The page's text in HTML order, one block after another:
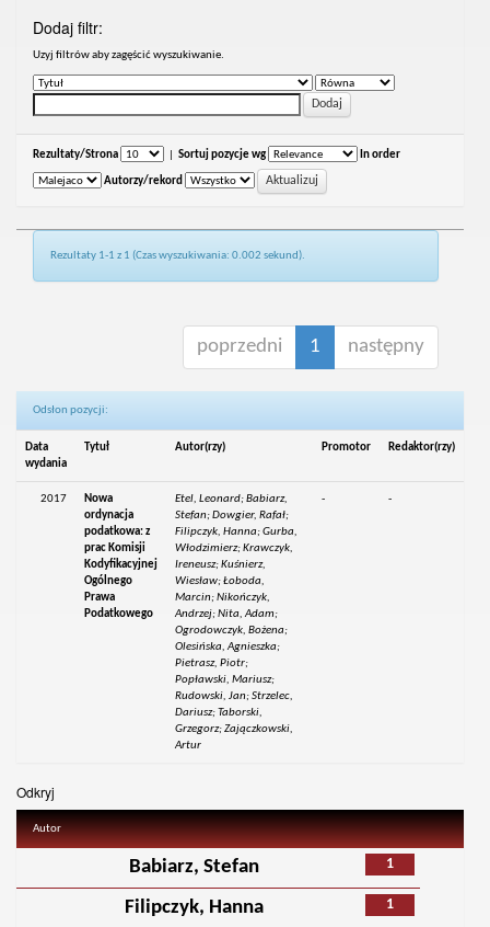
Dodaj filtr:
Uzyj filtrów aby zagęścić wyszukiwanie.
Rezultaty/Strona Sortuj pozycje wg In order
Autorzy/rekord
Rezultaty 1-1 z 1 (Czas wyszukiwania: 0.002 sekund).
poprzedni 1 następny
Odsłon pozycji:
Data
wydania
Tytuł Autor(rzy) Promotor Redaktor(rzy)
2017
Nowa
ordynacja
podatkowa: z
prac Komisji
Kodyfikacyjnej
Ogólnego
Prawa
Podatkowego
Etel, Leonard; Babiarz,
Stefan; Dowgier, Rafał;
Filipczyk, Hanna; Gurba,
Włodzimierz; Krawczyk,
Ireneusz; Kuśnierz,
Wiesław; Łoboda,
Marcin; Nikończyk,
Andrzej; Nita, Adam;
Ogrodowczyk, Bożena;
Olesińska, Agnieszka;
Pietrasz, Piotr;
Popławski, Mariusz;
Rudowski, Jan; Strzelec,
Dariusz; Taborski,
Grzegorz; Zajączkowski,
Artur
- -
Odkryj
Autor
1
Babiarz, Stefan
1
Filipczyk, Hanna